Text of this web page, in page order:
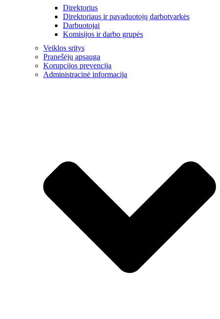
Direktorius
Direktoriaus ir pavaduotojų darbotvarkės
Darbuotojai
Komisijos ir darbo grupės
Veiklos sritys
Pranešėjų apsauga
Korupcijos prevencija
Administracinė informacija